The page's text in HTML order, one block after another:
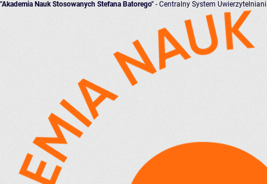
"Akademia Nauk Stosowanych Stefana Batorego" - Centralny System